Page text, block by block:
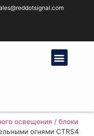
освещения / блоки
огнями CTRS4